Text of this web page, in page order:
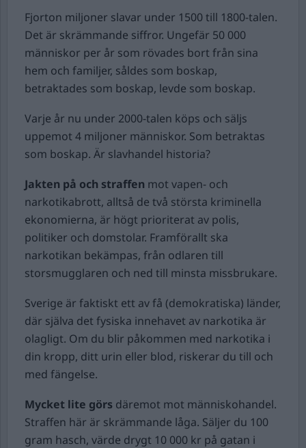
Fjorton miljoner slavar under 1500 till 1800-talen.
Det är skrämmande siffror. Ungefär 50 000
människor per år som rövades bort från sina
hem och familjer, såldes som boskap,
betraktades som boskap, levde som boskap.
Varje år nu under 2000-talen köps och säljs
uppemot 4 miljoner människor. Som betraktas
som boskap. Är slavhandel historia?
Jakten på och straffen mot vapen- och
narkotikabrott, alltså de två största kriminella
ekonomierna, är högt prioriterat av polis,
politiker och domstolar. Framförallt ska
narkotikan bekämpas, från odlaren till
storsmugglaren och ned till minsta missbrukare.
Sverige är faktiskt ett av få (demokratiska) länder,
där själva det fysiska innehavet av narkotika är
olagligt. Om du blir påkommen med narkotika i
din kropp, ditt urin eller blod, riskerar du till och
med fängelse.
Mycket lite görs däremot mot människohandel.
Straffen här är skrämmande låga. Säljer du 100
gram hasch, värde drygt 10 000 kr på gatan i